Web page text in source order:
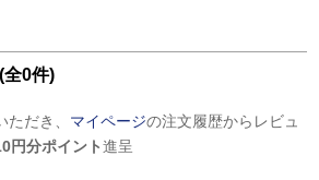
全0件)
だき、 マイページの注文履歴からレビュ
円分ポイント進呈